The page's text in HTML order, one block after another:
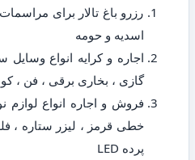
رزرو باغ تالار برای
اسدیه و حومه
اجاره و کرایه انواع
گازی ، بخاری برقی ، فن ،
فروش و اجاره انواع لوازم
خطی قرمز ، لیزر ستاره ،
پرده LED